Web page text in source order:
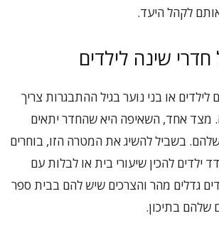
לקהל היעד.
שינה לילדים
לילדים או בני נוער בגיל ההתבגרות צריך
מצד אחד, השאיפה היא שהחדר יתאים
שלהם. בשביל להשיג את המטרה הזו, בוחרים
ילדים להכין שיעורי בית או לבלות עם
גדלים מהר והצרכים שיש להם בבית ספר
שלהם בתיכון.